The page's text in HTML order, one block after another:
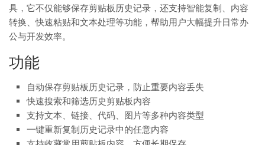
具，它不仅能够保存剪贴板历史记录，还支持智能复制、内容
转换、快速粘贴和文本处理等功能，帮助用户大幅提升日常办
公与开发效率。
功能
自动保存剪贴板历史记录，防止重要内容丢失
快速搜索和筛选历史剪贴板内容
支持文本、链接、代码、图片等多种内容类型
一键重新复制历史记录中的任意内容